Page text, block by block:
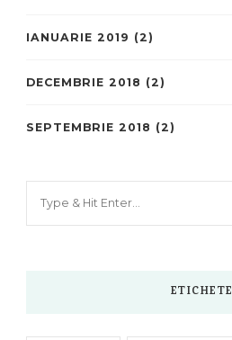
IANUARIE 2019 (2)
DECEMBRIE 2018 (2)
SEPTEMBRIE 2018 (2)
ETICHETE